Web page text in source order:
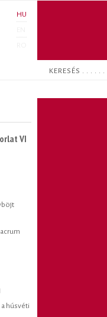
HU
Keresés
VI
húsvéti